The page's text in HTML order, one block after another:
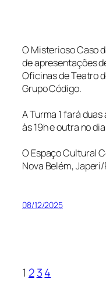
O Misterioso Caso
de apresentações
Oficinas de Teatro
Grupo Código.
A Turma 1 fará
às 19h e outra no
O Espaço Cultural
Nova Belém, Japeri/
08/12/2025
1 2 34